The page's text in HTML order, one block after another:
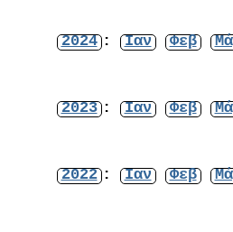
2024 : Ιαν Φεβ
2023 : Ιαν Φεβ
2022 : Ιαν Φεβ